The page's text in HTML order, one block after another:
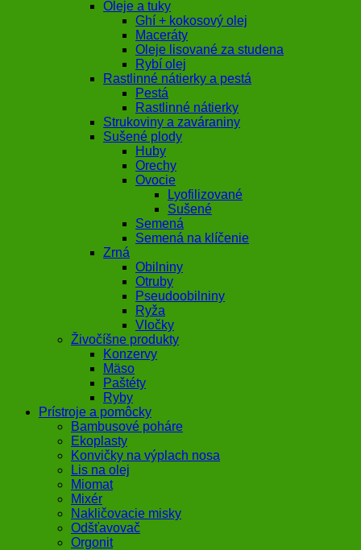
Oleje a tuky
Ghí + kokosový olej
Maceráty
Oleje lisované za studena
Rybí olej
Rastlinné nátierky a pestá
Pestá
Rastlinné nátierky
Strukoviny a zaváraniny
Sušené plody
Huby
Orechy
Ovocie
Lyofilizované
Sušené
Semená
Semená na klíčenie
Zrná
Obilniny
Otruby
Pseudoobilniny
Ryža
Vločky
Živočíšne produkty
Konzervy
Mäso
Paštéty
Ryby
Prístroje a pomôcky
Bambusové poháre
Ekoplasty
Konvičky na výplach nosa
Lis na olej
Miomat
Mixér
Nakličovacie misky
Odšťavovač
Orgonit